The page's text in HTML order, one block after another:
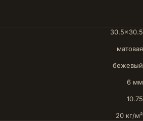
30.5×30.5
матовая
бежевый
6 мм
10.75
20 кг/м²